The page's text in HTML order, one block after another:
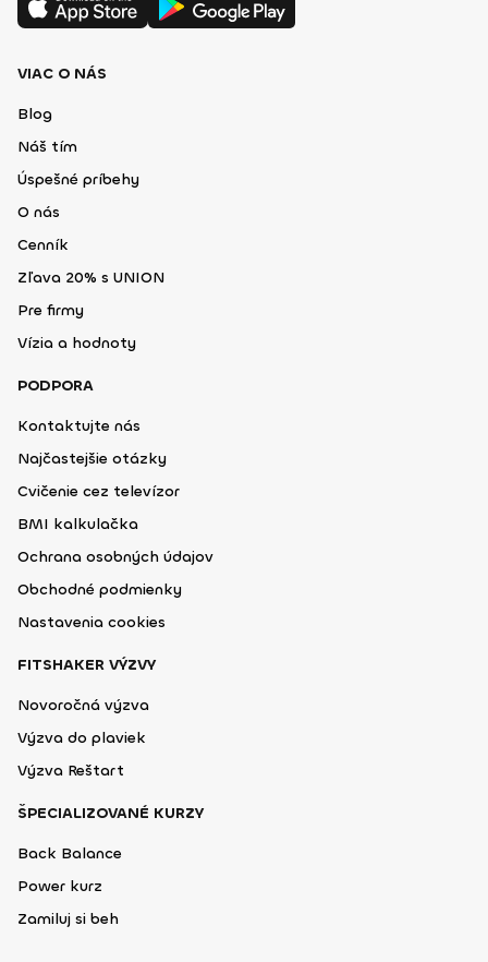
VIAC O NÁS
Blog
Náš tím
Úspešné príbehy
O nás
Cenník
Zľava 20% s UNION
Pre firmy
Vízia a hodnoty
PODPORA
Kontaktujte nás
Najčastejšie otázky
Cvičenie cez televízor
BMI kalkulačka
Ochrana osobných údajov
Obchodné podmienky
Nastavenia cookies
FITSHAKER VÝZVY
Novoročná výzva
Výzva do plaviek
Výzva Reštart
ŠPECIALIZOVANÉ KURZY
Back Balance
Power kurz
Zamiluj si beh